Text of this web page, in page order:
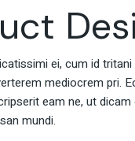
ei, cum id
mediocrem pri.
eam ne, ut dicam
mundi.